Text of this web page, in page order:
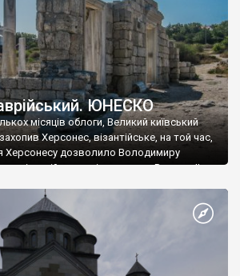
ЮНЕСКО
місяців облоги, Великий київський
Херсонес, візантійське, на той час,
Херсонесу дозволило Володимиру
візантійському імператору Василю ІІ, та
язичник, став Василем-християнином.
Русі. На честь Херсонесу Таврійського